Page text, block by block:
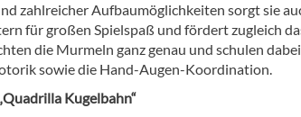
zahlreicher Aufbaumöglichkeiten sorgt sie
für großen Spielspaß und fördert zugleich
die Murmeln ganz genau und schulen
sowie die Hand-Augen-Koordination.
Kugelbahn“